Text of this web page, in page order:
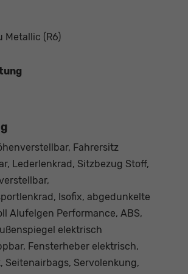
Metallic (R6)
Fahrersitz
Lederlenkrad, Sitzbezug Stoff,
Isofix, abgedunkelte
Alufelgen Performance, ABS,
elektrisch
Fensterheber elektrisch,
Seitenairbags, Servolenkung,